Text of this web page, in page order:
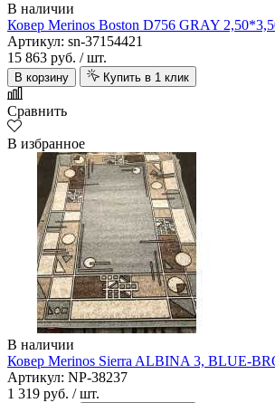
В наличии
Ковер Merinos Boston D756 GRAY
Артикул: sn-37154421
15 863 руб. / шт.
В корзину Купить в 1 клик
Сравнить
В избранное
В наличии
Ковер Merinos Sierra ALBINA 3, BLUE-
Артикул: NP-38237
1 319 руб. / шт.